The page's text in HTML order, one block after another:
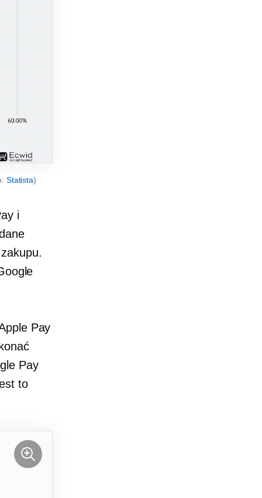
Statista)
i
Pay
Pay
to